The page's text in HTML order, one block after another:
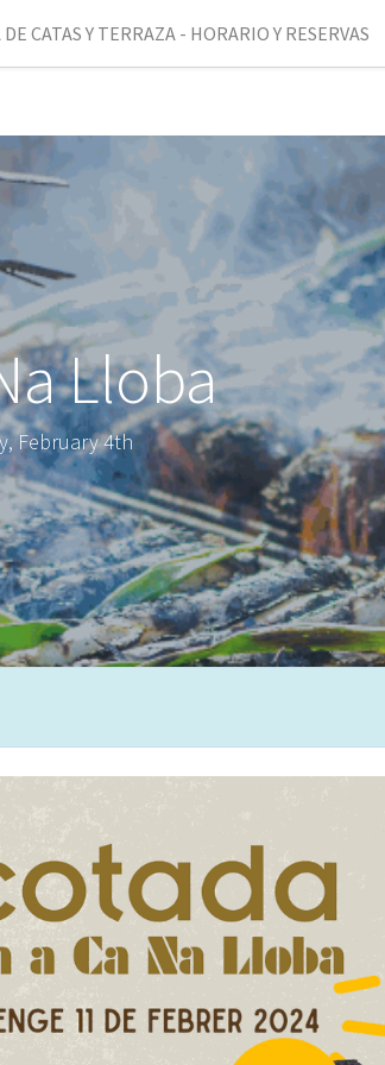
DE CATAS Y TERRAZA - HORARIO Y RESERVAS
Lloba
February 4th